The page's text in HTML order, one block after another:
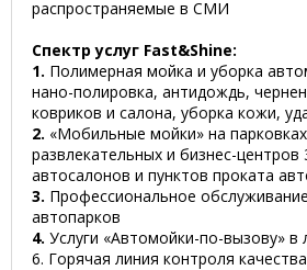
распространяемые в СМИ
Спектр услуг Fast&Shine:
1. Полимерная мойка и уборка
нано-полировка, антидождь,
ковриков и салона, уборка кожи,
2. «Мобильные мойки» на
развлекательных и бизнес-
автосалонов и пунктов проката
3. Профессиональное
автопарков
4. Услуги «Автомойки-по-вызову»
6. Горячая линия контроля качества